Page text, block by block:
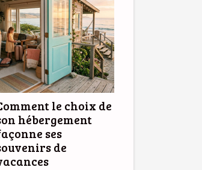
le choix de
hébergement
ses
de